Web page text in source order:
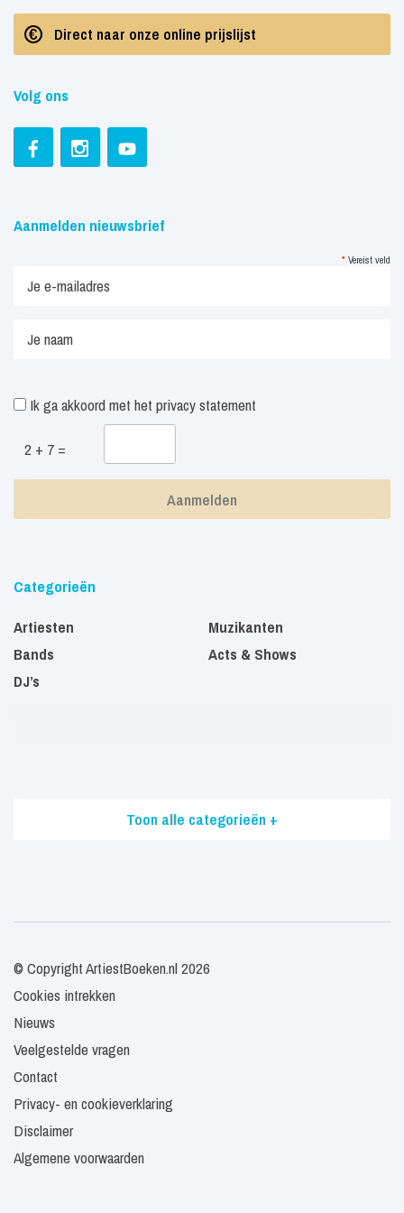
Direct naar onze online prijslijst
Volg ons
Aanmelden nieuwsbrief
* Vereist veld
Ik ga akkoord met het privacy statement
2 + 7 =
Categorieën
Artiesten
Bands
DJ’s
Muzikanten
Acts & Shows
Toon alle categorieën +
© Copyright ArtiestBoeken.nl 2026
Cookies intrekken
Nieuws
Veelgestelde vragen
Contact
Privacy- en cookieverklaring
Disclaimer
Algemene voorwaarden